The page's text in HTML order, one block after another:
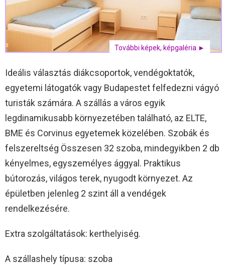
További képek, képgaléria ►
Ideális választás diákcsoportok, vendégoktatók,
egyetemi látogatók vagy Budapestet felfedezni vágyó
turisták számára. A szállás a város egyik
legdinamikusabb környezetében található, az ELTE,
BME és Corvinus egyetemek közelében. Szobák és
felszereltség Összesen 32 szoba, mindegyikben 2 db
kényelmes, egyszemélyes ággyal. Praktikus
bútorozás, világos terek, nyugodt környezet. Az
épületben jelenleg 2 szint áll a vendégek
rendelkezésére.
Extra szolgáltatások: kerthelyiség.
A szállashely típusa: szoba